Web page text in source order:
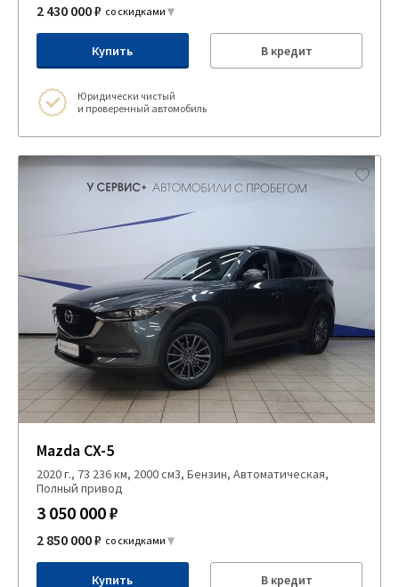
2 430 000 ₽ со скидками
Купить В кредит
Юридически чистый
и проверенный автомобиль
Mazda CX-5
2020 г., 73 236 км, 2000 см3, Бензин, Автоматическая,
Полный привод
3 050 000 ₽
2 850 000 ₽ со скидками
Купить В кредит